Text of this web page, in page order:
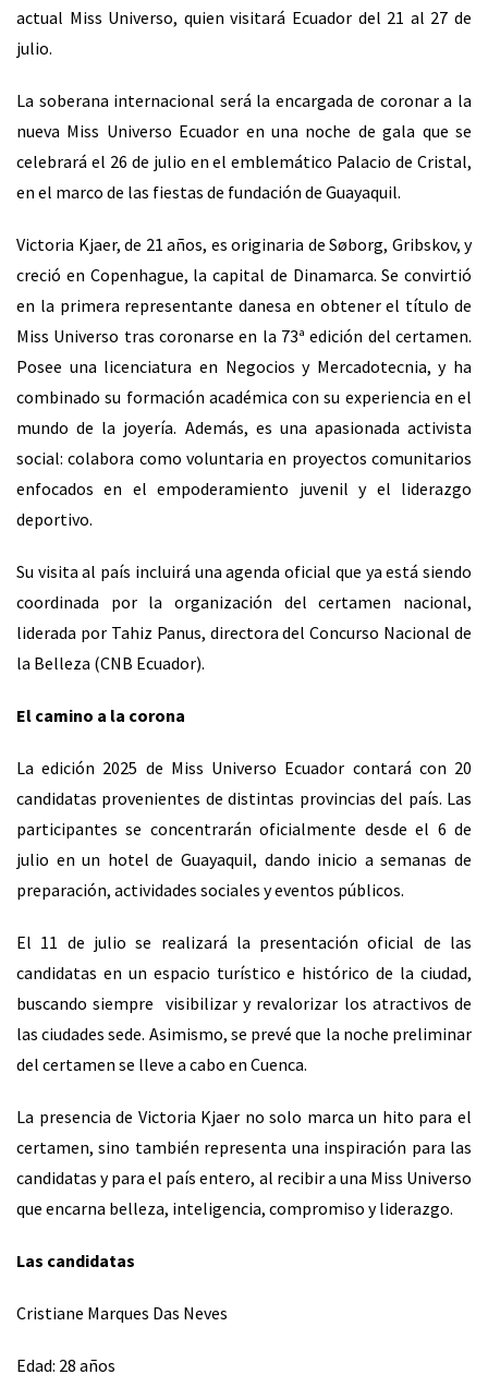
actual Miss Universo, quien visitará Ecuador del 21 al 27 de
julio.
La soberana internacional será la encargada de coronar a la
nueva Miss Universo Ecuador en una noche de gala que se
celebrará el 26 de julio en el emblemático Palacio de Cristal,
en el marco de las fiestas de fundación de Guayaquil.
Victoria Kjaer, de 21 años, es originaria de Søborg, Gribskov, y
creció en Copenhague, la capital de Dinamarca. Se convirtió
en la primera representante danesa en obtener el título de
Miss Universo tras coronarse en la 73ª edición del certamen.
Posee una licenciatura en Negocios y Mercadotecnia, y ha
combinado su formación académica con su experiencia en el
mundo de la joyería. Además, es una apasionada activista
social: colabora como voluntaria en proyectos comunitarios
enfocados en el empoderamiento juvenil y el liderazgo
deportivo.
Su visita al país incluirá una agenda oficial que ya está siendo
coordinada por la organización del certamen nacional,
liderada por Tahiz Panus, directora del Concurso Nacional de
la Belleza (CNB Ecuador).
El camino a la corona
La edición 2025 de Miss Universo Ecuador contará con 20
candidatas provenientes de distintas provincias del país. Las
participantes se concentrarán oficialmente desde el 6 de
julio en un hotel de Guayaquil, dando inicio a semanas de
preparación, actividades sociales y eventos públicos.
El 11 de julio se realizará la presentación oficial de las
candidatas en un espacio turístico e histórico de la ciudad,
buscando siempre visibilizar y revalorizar los atractivos de
las ciudades sede. Asimismo, se prevé que la noche preliminar
del certamen se lleve a cabo en Cuenca.
La presencia de Victoria Kjaer no solo marca un hito para el
certamen, sino también representa una inspiración para las
candidatas y para el país entero, al recibir a una Miss Universo
que encarna belleza, inteligencia, compromiso y liderazgo.
Las candidatas
⁠Cristiane Marques Das Neves
Edad: 28 años